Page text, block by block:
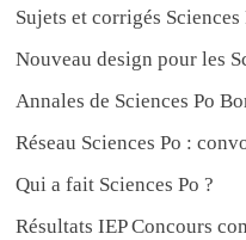
Sujets et corrigés Sciences
Nouveau design pour les
Annales de Sciences Po
Réseau Sciences Po :
Qui a fait Sciences Po ?
Résultats IEP Concours